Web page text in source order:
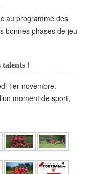
au programme des
bonnes phases de jeu
talents !
1er novembre.
moment de sport,